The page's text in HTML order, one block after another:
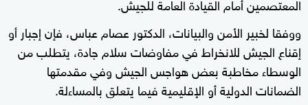
ووفقا لخبير الأمن والبيانات، الدكتور عصام عباس، فإن إجبار أو
إقناع الجيش للانخراط في مفاوضات سلام جادة، يتطلب من
الوسطاء مخاطبة بعض هواجس الجيش وفي مقدمتها
الضمانات الدولية أو الإقليمية فيما يتعلق بالمساءلة.